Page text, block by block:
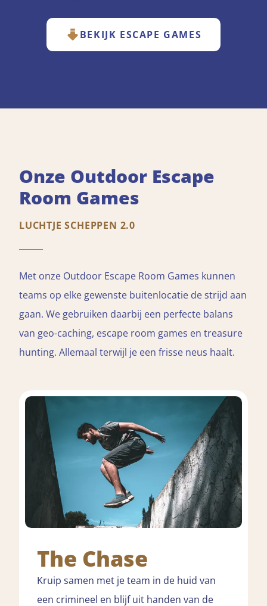
BEKIJK ESCAPE GAMES
Onze Outdoor Escape
Room Games
LUCHTJE SCHEPPEN 2.0
Met onze Outdoor Escape Room Games kunnen
teams op elke gewenste buitenlocatie de strijd aan
gaan. We gebruiken daarbij een perfecte balans
van geo-caching, escape room games en treasure
hunting. Allemaal terwijl je een frisse neus haalt.
The Chase
Kruip samen met je team in de huid van
een crimineel en blijf uit handen van de